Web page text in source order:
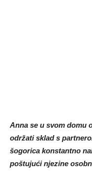
Anna se u svom domu
održati sklad s
šogorica konstantno
poštujući njezine